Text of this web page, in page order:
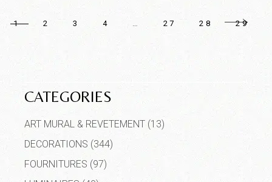
1 2 3 4 … 27 28 29
CATEGORIES
ART MURAL & REVETEMENT (13)
DECORATIONS (344)
FOURNITURES (97)